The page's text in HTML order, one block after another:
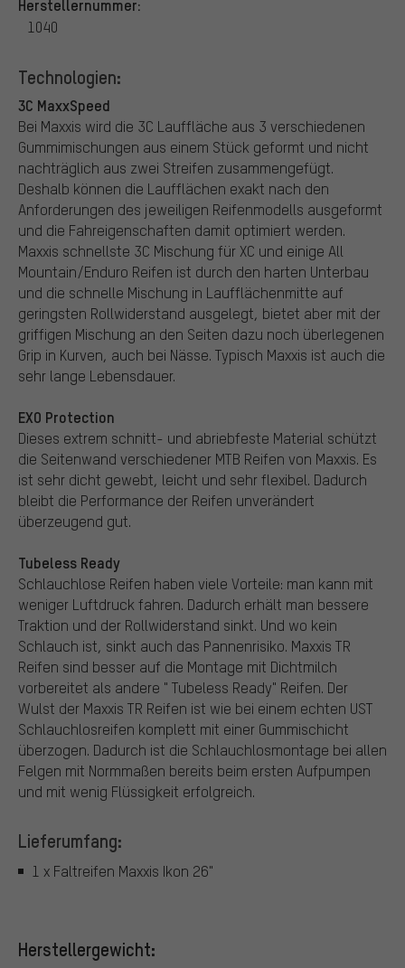
Herstellernummer:
1040
Technologien:
3C MaxxSpeed
Bei Maxxis wird die 3C Lauffläche aus 3 verschiedenen
Gummimischungen aus einem Stück geformt und nicht
nachträglich aus zwei Streifen zusammengefügt.
Deshalb können die Laufflächen exakt nach den
Anforderungen des jeweiligen Reifenmodells ausgeformt
und die Fahreigenschaften damit optimiert werden.
Maxxis schnellste 3C Mischung für XC und einige All
Mountain/Enduro Reifen ist durch den harten Unterbau
und die schnelle Mischung in Laufflächenmitte auf
geringsten Rollwiderstand ausgelegt, bietet aber mit der
griffigen Mischung an den Seiten dazu noch überlegenen
Grip in Kurven, auch bei Nässe. Typisch Maxxis ist auch die
sehr lange Lebensdauer.
EXO Protection
Dieses extrem schnitt- und abriebfeste Material schützt
die Seitenwand verschiedener MTB Reifen von Maxxis. Es
ist sehr dicht gewebt, leicht und sehr flexibel. Dadurch
bleibt die Performance der Reifen unverändert
überzeugend gut.
Tubeless Ready
Schlauchlose Reifen haben viele Vorteile: man kann mit
weniger Luftdruck fahren. Dadurch erhält man bessere
Traktion und der Rollwiderstand sinkt. Und wo kein
Schlauch ist, sinkt auch das Pannenrisiko. Maxxis TR
Reifen sind besser auf die Montage mit Dichtmilch
vorbereitet als andere " Tubeless Ready" Reifen. Der
Wulst der Maxxis TR Reifen ist wie bei einem echten UST
Schlauchlosreifen komplett mit einer Gummischicht
überzogen. Dadurch ist die Schlauchlosmontage bei allen
Felgen mit Normmaßen bereits beim ersten Aufpumpen
und mit wenig Flüssigkeit erfolgreich.
Lieferumfang:
1 x Faltreifen Maxxis Ikon 26"
Herstellergewicht: